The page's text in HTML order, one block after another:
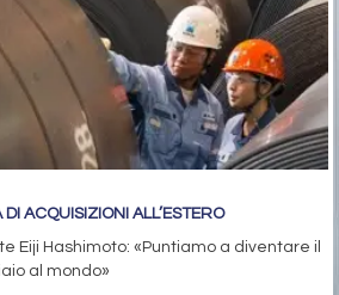
ACQUISIZIONI ALL’ESTERO
Eiji Hashimoto: «Puntiamo a diventare il
al mondo»